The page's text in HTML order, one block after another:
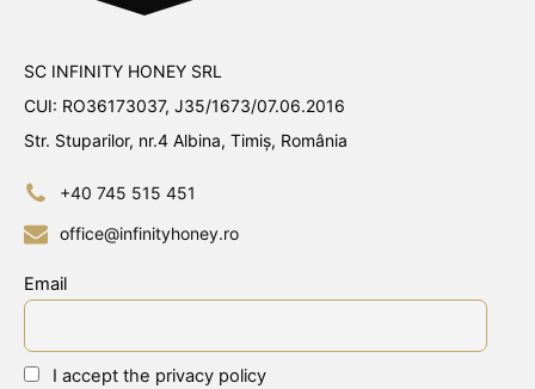
SC INFINITY HONEY SRL
CUI: RO36173037, J35/1673/07.06.2016
Str. Stuparilor, nr.4 Albina, Timiș, România
+40 745 515 451
office@infinityhoney.ro
Email
I accept the privacy policy